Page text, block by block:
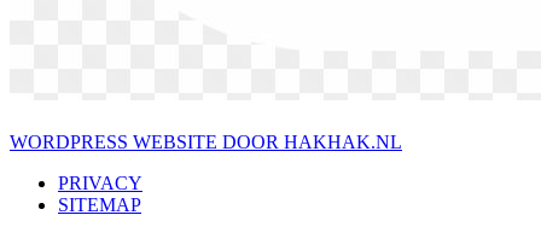
WORDPRESS WEBSITE DOOR HAKHAK.NL
PRIVACY
SITEMAP